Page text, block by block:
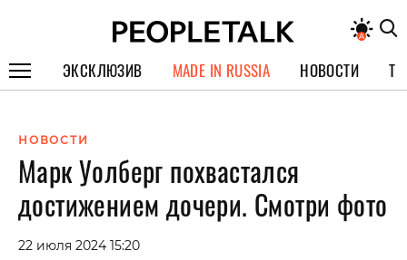
ЭКСКЛЮЗИВ
СПЕЦПРОЕКТЫ
ИНТЕРВЬЮ
ПОКОЛЕНИЕ
MADE IN RUSSIA НОВОСТИ
НОВОСТИ
Марк Уолберг похвастался
достижением дочери. Смотри фото
22 июля 2024 15:20